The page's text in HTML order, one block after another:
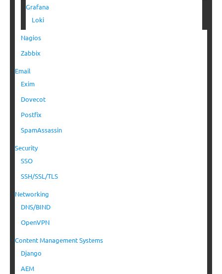
Grafana
Loki
Nagios
Zabbix
Email
Exim
Dovecot
Postfix
SpamAssassin
Security
SSO
SSH/SSL/TLS
Networking
DNS/BIND
OpenVPN
Content Management Systems
Django
AEM